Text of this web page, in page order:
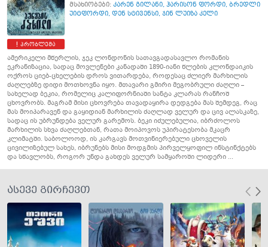
პრობლემა
მსახიობები: კარენ გილანი, ჰარისონ ფორდი, ბრედლი
უიტფორდი, დენ სტივენსი, ჯინ ლუიზა კელი
ამერიკელი მწერლის, ჯეკ ლონდონის სათავგადასავლო რომანის
ეკრანიზაცია, სადაც მოვლენები კანადაში 1890-იანი წლების კლონდაიკის
ოქროს ციებ-ცხელების დროს ვითარდება, როდესაც ძლიერ მარხილის
ძაღლებზე დიდი მოთხოვნა იყო. მთავარი გმირი მეგობრული ძაღლი –
სახელად ბეკია, რომელიც კალიფორნიაში სანტა კლარას რანჩოშ
ცხოვრობს. მაგრამ მისი ცხოვრება თავადაყირა დედგება მას შემდეგ, რაც
მას მოიპარავენ და გაყიდიან მარხილის ძაღლად ველურ და ცივ ალასკაზე,
სადაც ის უბრუნდება ველურ გარემოს. ბეკი იძულებულია, იბრძოლოს
მარხილის სხვა ძაღლებთან, რათა მოიპოვოს უპირატესობა მკაცრ
კლიმატში. საბოლოოდ, ის კარგავს მოთვინიერებული ცხოველის
ცივილიზებულ სახეს, იბრუნებს მისი მოდგმის პირველყოფილ ინსტინქტებს
და სწავლობს, როგორ უნდა გახდეს ველურ სამყაროში ლიდერი ...
ასევე გირჩევთ